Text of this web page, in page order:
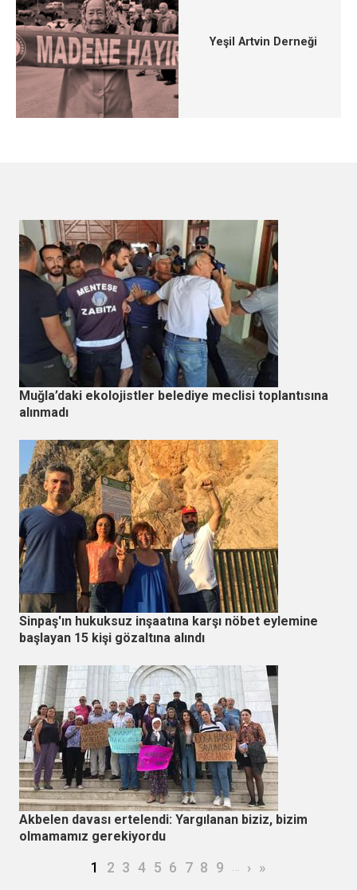
Yeşil Artvin Derneği
Muğla’daki ekolojistler belediye meclisi toplantısına
alınmadı
Sinpaş'ın hukuksuz inşaatına karşı nöbet eylemine
başlayan 15 kişi gözaltına alındı
Akbelen davası ertelendi: Yargılanan biziz, bizim
olmamamız gerekiyordu
Şu an kullanılan sayfa
1 Page
2 Page
3 Page
4 Page
5 Page
6 Page
7 Page
8 Page
9 … Sonraki sayfa
› Son sayfa
»